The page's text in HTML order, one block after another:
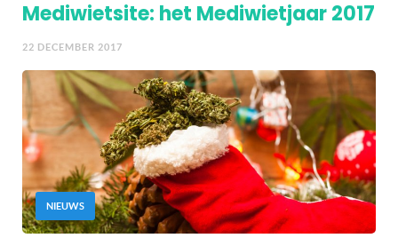
Mediwietsite: het Mediwietjaar 2017
22 DECEMBER 2017
NIEUWS